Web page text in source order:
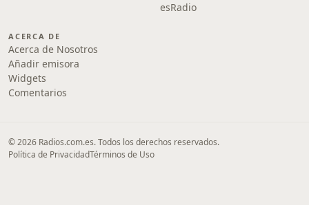
esRadio
ACERCA DE
Acerca de Nosotros
Añadir emisora
Widgets
Comentarios
© 2026 Radios.com.es. Todos los derechos reservados.
Política de PrivacidadTérminos de Uso